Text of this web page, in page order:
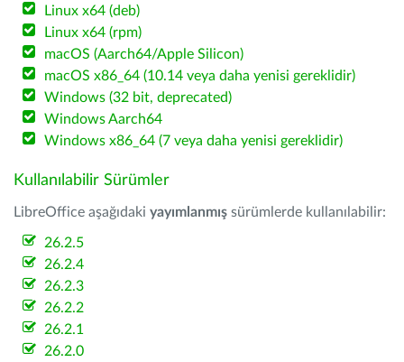
Linux x64 (deb)
Linux x64 (rpm)
macOS (Aarch64/Apple Silicon)
macOS x86_64 (10.14 veya daha yenisi gereklidir)
Windows (32 bit, deprecated)
Windows Aarch64
Windows x86_64 (7 veya daha yenisi gereklidir)
Kullanılabilir Sürümler
LibreOffice aşağıdaki yayımlanmış sürümlerde kullanılabilir:
26.2.5
26.2.4
26.2.3
26.2.2
26.2.1
26.2.0